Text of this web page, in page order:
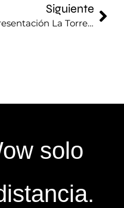
Siguiente
Presentación La Torre Outlet
solo